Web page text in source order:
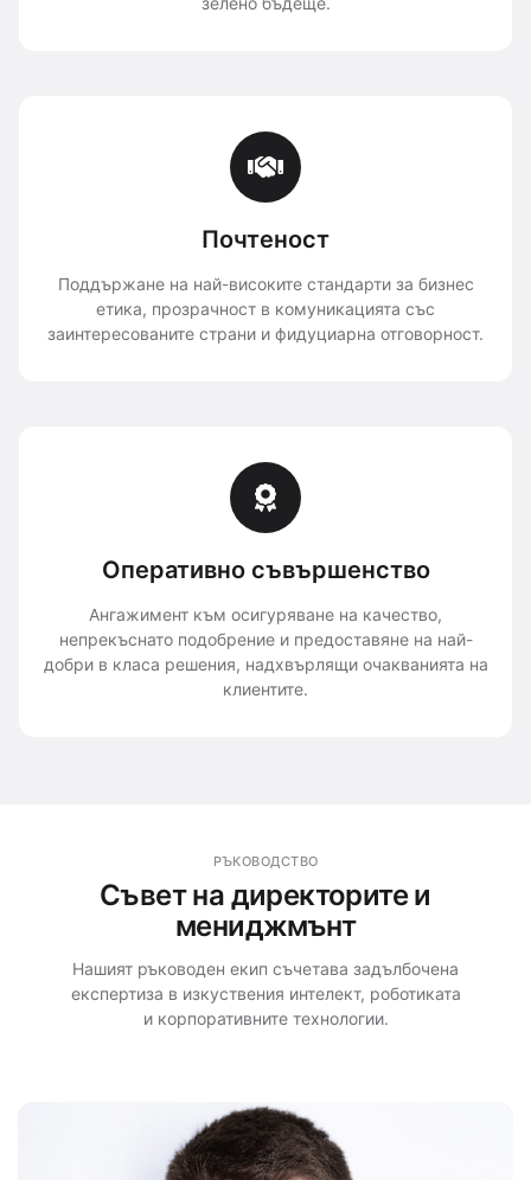
Почтеност
Поддържане на най-високите стандарти за бизнес
етика, прозрачност в комуникацията със
заинтересованите страни и фидуциарна отговорност.
Оперативно съвършенство
Ангажимент към осигуряване на качество,
непрекъснато подобрение и предоставяне на най-
добри в класа решения, надхвърлящи очакванията на
клиентите.
РЪКОВОДСТВО
Съвет на директорите и
мениджмънт
Нашият ръководен екип съчетава задълбочена
експертиза в изкуствения интелект, роботиката
и корпоративните технологии.